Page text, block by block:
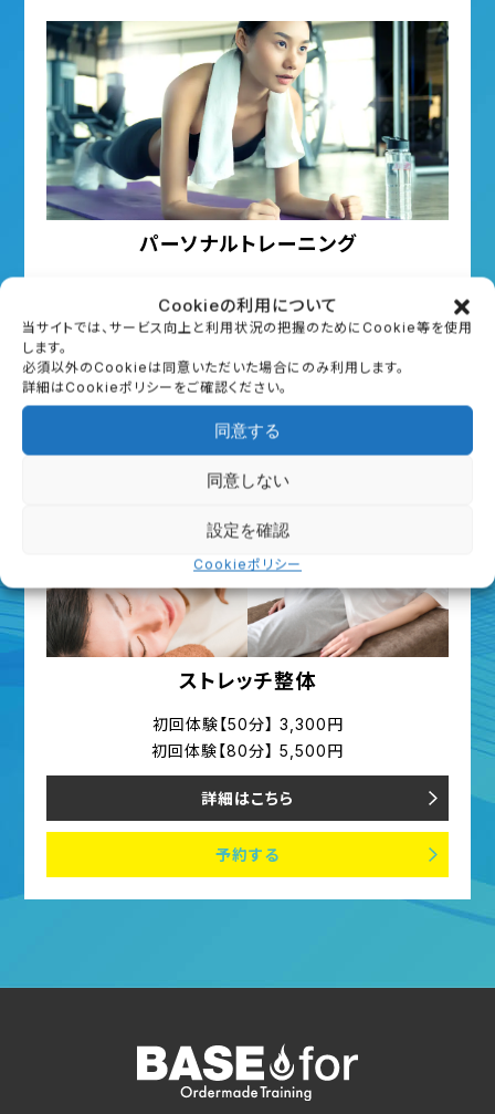
Cookieの利用について
当サイトでは、サービス向上と利用状況の把握のためにCookie等を使用
します。
必須以外のCookieは同意いただいた場合にのみ利用します。
詳細はCookieポリシーをご確認ください。
同意する
同意しない
設定を確認
Cookieポリシー
パーソナルトレーニング
詳細はこちら
予約する
ストレッチ整体
初回体験【50分】 3,300円
初回体験【80分】 5,500円
詳細はこちら
予約する